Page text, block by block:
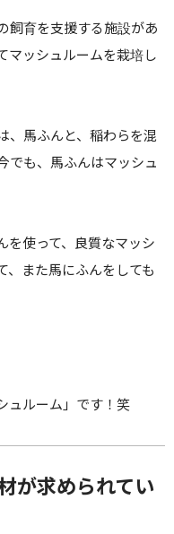
飼育を支援する施設があ
マッシュルームを栽培し
、馬ふんと、稲わらを混
でも、馬ふんはマッシュ
を使って、良質なマッシ
、また馬にふんをしても
ュルーム」です！笑
が求められてい